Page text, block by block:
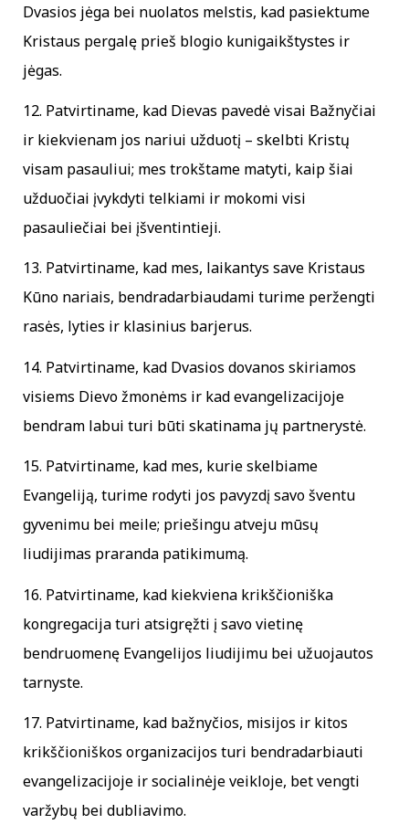
Dvasios jėga bei nuolatos melstis, kad pasiektume
Kristaus pergalę prieš blogio kunigaikštystes ir
jėgas.
12. Patvirtiname, kad Dievas pavedė visai Bažnyčiai
ir kiekvienam jos nariui užduotį – skelbti Kristų
visam pasauliui; mes trokštame matyti, kaip šiai
užduočiai įvykdyti telkiami ir mokomi visi
pasauliečiai bei įšventintieji.
13. Patvirtiname, kad mes, laikantys save Kristaus
Kūno nariais, bendradarbiaudami turime peržengti
rasės, lyties ir klasinius barjerus.
14. Patvirtiname, kad Dvasios dovanos skiriamos
visiems Dievo žmonėms ir kad evangelizacijoje
bendram labui turi būti skatinama jų partnerystė.
15. Patvirtiname, kad mes, kurie skelbiame
Evangeliją, turime rodyti jos pavyzdį savo šventu
gyvenimu bei meile; priešingu atveju mūsų
liudijimas praranda patikimumą.
16. Patvirtiname, kad kiekviena krikščioniška
kongregacija turi atsigręžti į savo vietinę
bendruomenę Evangelijos liudijimu bei užuojautos
tarnyste.
17. Patvirtiname, kad bažnyčios, misijos ir kitos
krikščioniškos organizacijos turi bendradarbiauti
evangelizacijoje ir socialinėje veikloje, bet vengti
varžybų bei dubliavimo.